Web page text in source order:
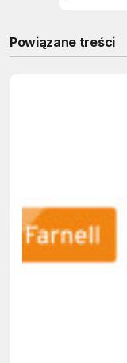
Powiązane treści